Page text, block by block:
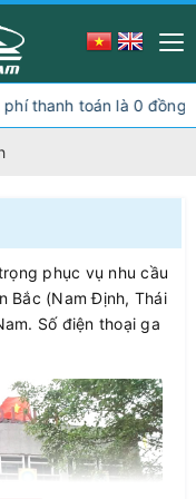
toán là 0 đồng,
phục vụ nhu cầu
Bắc (Nam Định, Thái
Số điện thoại ga